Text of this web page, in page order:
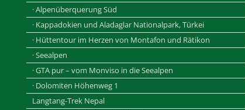
· Alpenüberquerung Süd
· Kappadokien und Aladaglar Nationalpark, Türkei
· Hüttentour im Herzen von Montafon und Rätikon
· Seealpen
· GTA pur – vom Monviso in die Seealpen
· Dolomiten Höhenweg 1
Langtang-Trek Nepal